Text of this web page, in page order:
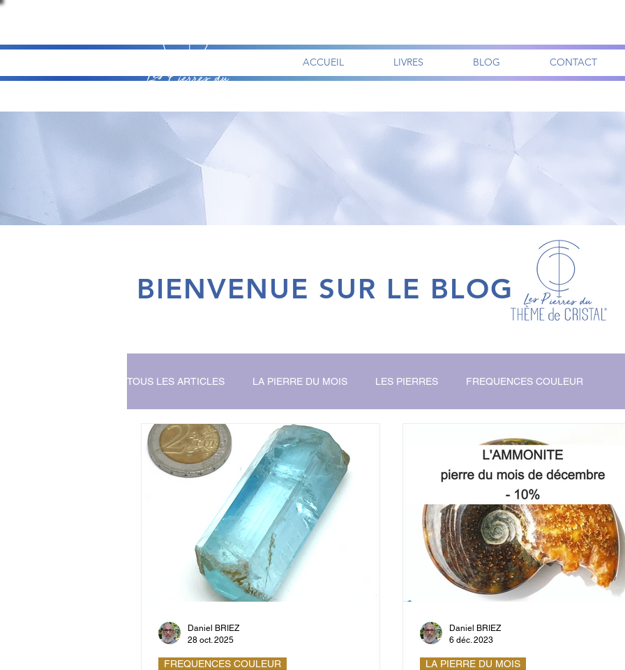
ACCUEIL LIVRES BLOG CONTACT
BIENVENUE SUR LE BLOG
TOUS LES ARTICLES LA PIERRE DU MOIS LES PIERRES FREQUENCES COULEUR
FREQUENCES COULEUR
Daniel BRIEZ
28 oct. 2025
LA PIERRE DU MOIS
Daniel BRIEZ
6 déc. 2023